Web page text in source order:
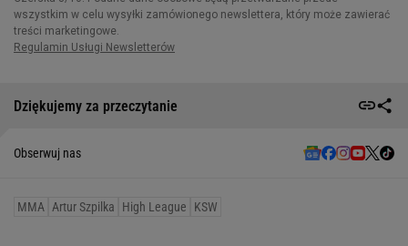
Dziękujemy za przeczytanie
Obserwuj nas
MMA Artur Szpilka High League KSW